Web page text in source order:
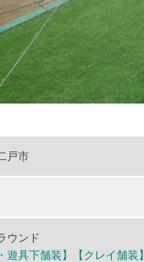
戸市
ウンド
遊具下舗装】
【クレイ舗装】